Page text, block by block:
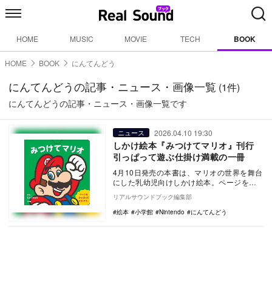
HOME MUSIC MOVIE TECH BOOK
HOME BOOK にんてんどう
にんてんどうの記事・ニュース・画像一覧 (1件)
にんてんどうの記事・ニュース・画像一覧です
ニュース 2026.04.10 19:30
しかけ絵本『みつけてマリオ』刊行
引っぱって遊ぶ仕掛け満載の一冊
4月10日発売の本書は、マリオの世界を舞台
にした乳幼児向けしかけ絵本。ページを引
っぱって隠れた仲間を探す遊びを通し、多
彩なエリア…
リアルサウンドブック編集部
絵本
小学館 Nintendo にんてんどう